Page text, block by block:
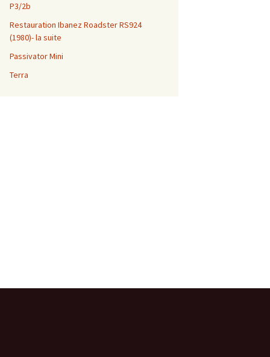
P3/2b
Restauration Ibanez Roadster RS924
(1980)- la suite
Passivator Mini
Terra